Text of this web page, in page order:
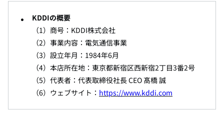
KDDIの概要
（1）商号： KDDI株式会社
（2）事業内容：電気通信事業
（3）設立年月： 1984年6月
（4）本店所在地：東京都新宿区西新宿2丁目3番2号
（5）代表者：代表取締役社長CEO 髙橋 誠
（6）ウェブサイト： https://www.kddi.com